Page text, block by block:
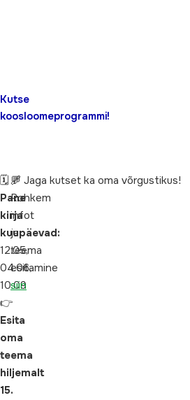
Kutse
koosloomeprogrammi!
🗓
Pane
kirja
kuupäevad:
12.05,
04.06,
10.09
👉
Esita
oma
teema
hiljemalt
15.
🔗
Rohkem
infot
ja
teema
esitamine
siin
💬 Jaga kutset ka oma võrgustikus!